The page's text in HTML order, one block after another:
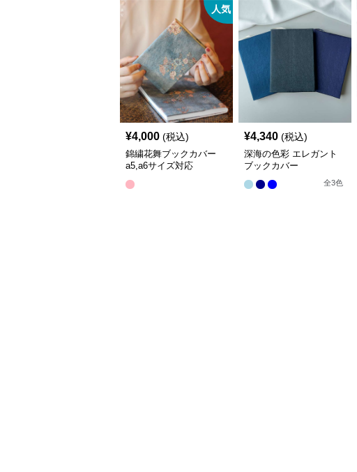
人気
¥4,000 (税込)
錦繍花舞ブックカバー
a5,a6サイズ対応
¥4,340 (税込)
深海の色彩 エレガント
ブックカバー
全3色